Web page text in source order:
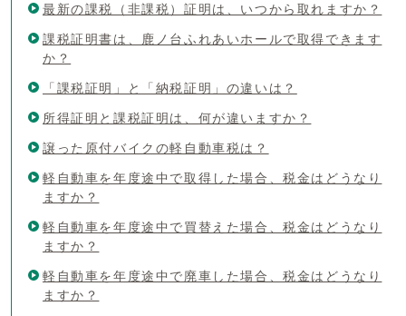
最新の課税（非課税）証明は、いつから取れますか？
課税証明書は、鹿ノ台ふれあいホールで取得できます
か？
「課税証明」と「納税証明」の違いは？
所得証明と課税証明は、何が違いますか？
譲った原付バイクの軽自動車税は？
軽自動車を年度途中で取得した場合、税金はどうなり
ますか？
軽自動車を年度途中で買替えた場合、税金はどうなり
ますか？
軽自動車を年度途中で廃車した場合、税金はどうなり
ますか？